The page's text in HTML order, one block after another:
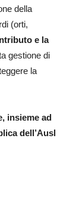
della
(orti,
e la
gestione di
la
insieme ad
dell’Ausl